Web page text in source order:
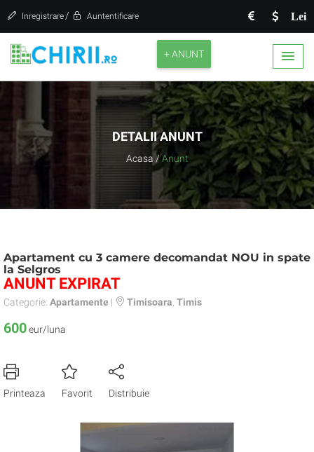
Lei
Inregistrare / Auntentificare
+ ANUNT
DETALII ANUNT
Acasa / Anunt
Apartament cu 3 camere decomandat NOU in spate
la Selgros
ANUNT EXPIRAT
Categorie: Apartamente | Timisoara Timis
600eur/luna
Printeaza Favorit Distribuie